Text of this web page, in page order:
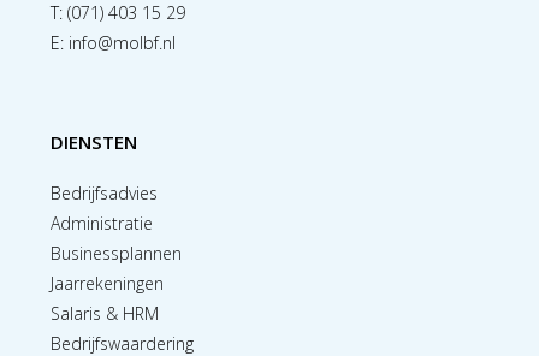
T:(071) 403 15 29
E: info@molbf.nl
DIENSTEN
Bedrijfsadvies
Administratie
Businessplannen
Jaarrekeningen
Salaris & HRM
Bedrijfswaardering